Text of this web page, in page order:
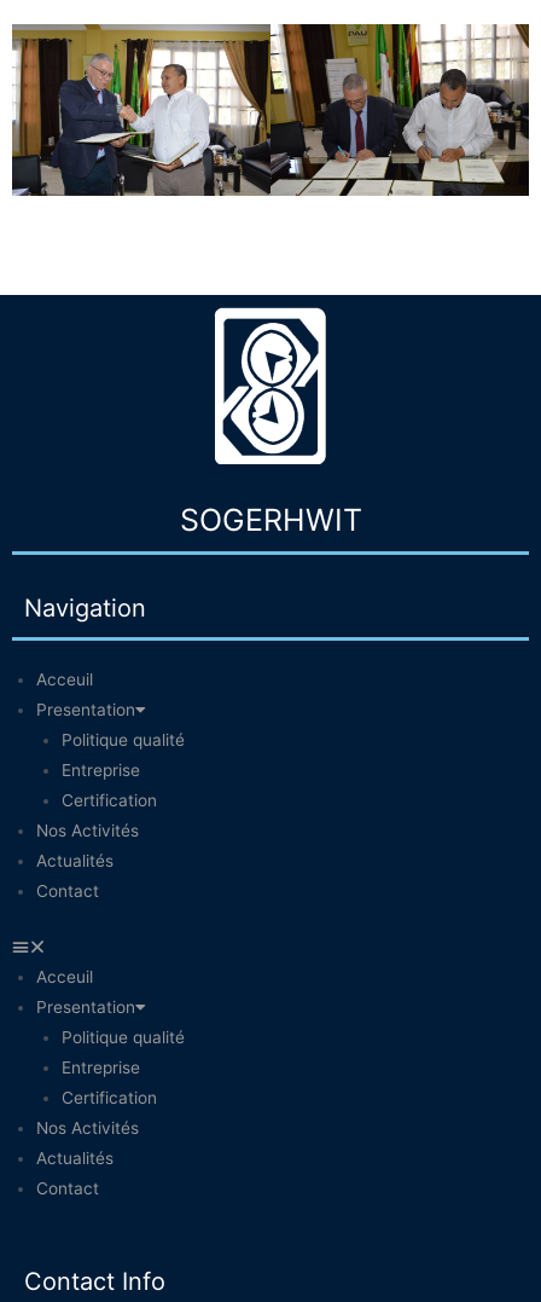
SOGERHWIT
Navigation
Acceuil
Presentation
Politique qualité
Entreprise
Certification
Nos Activités
Actualités
Contact
Acceuil
Presentation
Politique qualité
Entreprise
Certification
Nos Activités
Actualités
Contact
Contact Info